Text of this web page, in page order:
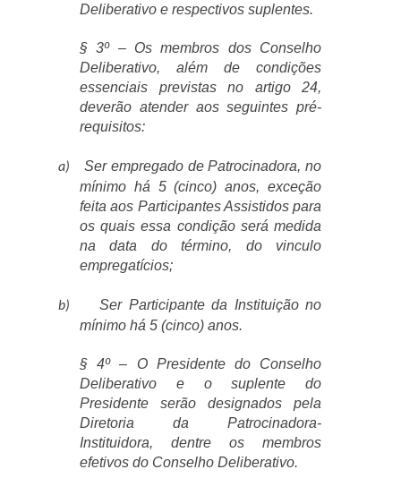
Deliberativo e respectivos suplentes.
§ 3º – Os membros dos Conselho
Deliberativo, além de condições
essenciais previstas no artigo 24,
deverão atender aos seguintes pré-
requisitos:
a)
Ser empregado de Patrocinadora, no
mínimo há 5 (cinco) anos, exceção
feita aos Participantes Assistidos para
os quais essa condição será medida
na data do término, do vinculo
empregatícios;
b)
Ser Participante da Instituição no
mínimo há 5 (cinco) anos.
§ 4º – O Presidente do Conselho
Deliberativo e o suplente do
Presidente serão designados pela
Diretoria da Patrocinadora-
Instituidora, dentre os membros
efetivos do Conselho Deliberativo.